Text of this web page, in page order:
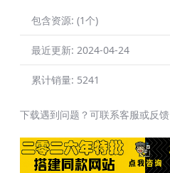
包含资源: (1个)
最近更新: 2024-04-24
累计销量: 5241
下载遇到问题？可联系客服或反馈